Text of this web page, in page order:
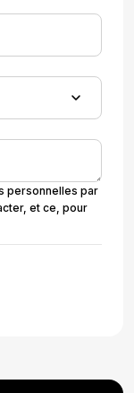
personnelles par
et ce, pour